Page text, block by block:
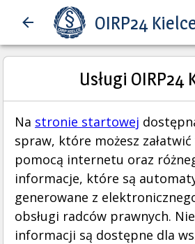
OIRP24
Usługi OIRP24
Na stronie startowej
spraw, które możesz
pomocą internetu oraz
informacje, które są
generowane z
obsługi radców prawnych.
informacji są dostępne dla